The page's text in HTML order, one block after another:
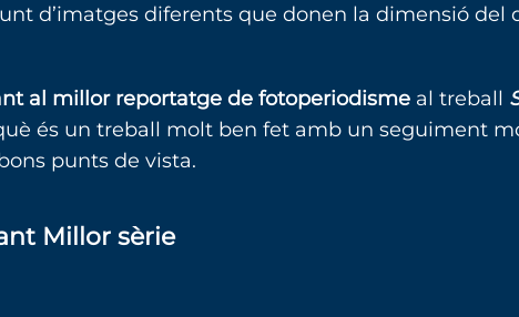
d’imatges diferents que donen la dimensió del
al millor reportatge de fotoperiodisme al treball
és un treball molt ben fet amb un seguiment
punts de vista.
Millor sèrie